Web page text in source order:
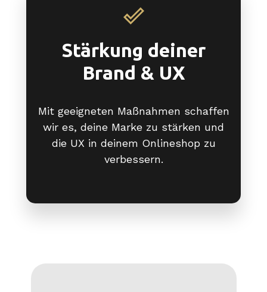
Stärkung deiner
Brand & UX
Mit geeigneten Maßnahmen schaffen
wir es, deine Marke zu stärken und
die UX in deinem Onlineshop zu
verbessern.